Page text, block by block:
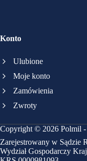
Konto
Ulubione
Moje konto
Zamówienia
Zwroty
Copyright © 2026 Polmil -
Zarejestrowany w Sądzie
Wydział Gospodarczy